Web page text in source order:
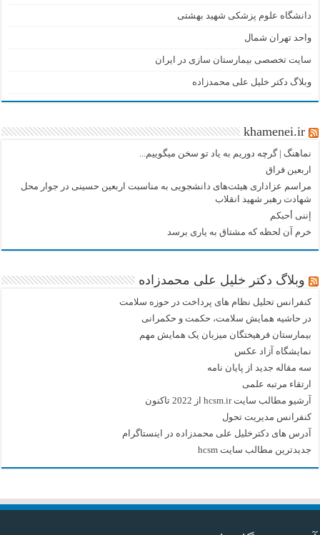
دانشگاه علوم پزشکی شهید بهشتی
واحد تهران شمال
سایت تخصصی بیمارستان سازی در ایران
وبلاگ دکتر خلیل علی محمدزاده
khamenei.ir
نماهنگ |‌ گرچه دوریم به یاد تو سخن میگوییم...
اربعین فراق
مراسم عزاداری هیئت‌های دانشجویی به مناسبت اربعین حسینی در جوار محل
شهادت رهبر شهید انقلاب
إننی أحبکم
خرم آن لحظه که مشتاق به یاری برسد
وبلاگ دکتر خلیل علی محمدزاده
کنفرانس تحلیل نظام های پرداخت در حوزه سلامت
در حاشیه همایش سلامت، حکمت و حکمرانی
بیمارستان فرهیختگان میزبان یک همایش مهم
نمایشگاه آزاد عکس
سه مقاله جدید از پایان نامه
ارتقاء مرتبه علمی
آرشیو مطالب سایت hcsm.ir از 2022 تاکنون
کنفرانس مدیریت تحول
آدرس های دکترخلیل علی محمدزاده در اینستاگرام
جدیدترین مطالب سایت hcsm